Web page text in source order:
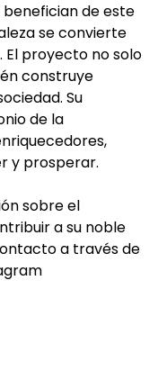
benefician de este
se convierte
El proyecto no solo
construye
Su
de la
y prosperar.
sobre el
a su noble
a través de